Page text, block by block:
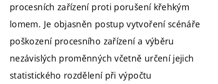
procesních zařízení proti porušení křehkým
lomem. Je objasněn postup vytvoření scénáře
poškození procesního zařízení a výběru
nezávislých proměnných včetně určení jejich
statistického rozdělení při výpočtu